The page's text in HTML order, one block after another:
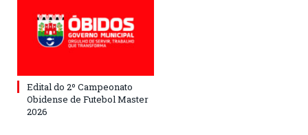
Edital do 2º Campeonato
Obidense de Futebol Master
2026